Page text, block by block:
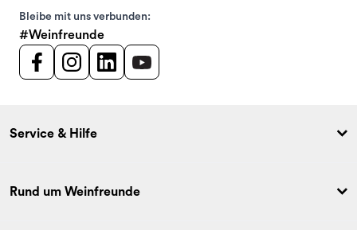
Bleibe mit uns verbunden:
#Weinfreunde
Service & Hilfe
Rund um Weinfreunde